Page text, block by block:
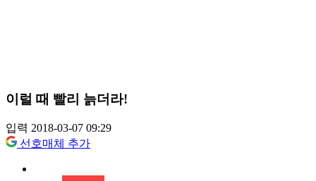
이럴 때 빨리 늙더라!
입력 2018-03-07 09:29
선호매체 추가